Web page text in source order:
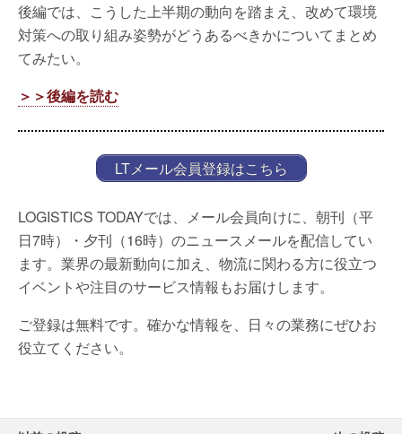
後編では、こうした上半期の動向を踏まえ、改めて環境
対策への取り組み姿勢がどうあるべきかについてまとめ
てみたい。
＞＞後編を読む
LTメール会員登録はこちら
LOGISTICS TODAYでは、メール会員向けに、朝刊（平
日7時）・夕刊（16時）のニュースメールを配信してい
ます。業界の最新動向に加え、物流に関わる方に役立つ
イベントや注目のサービス情報もお届けします。
ご登録は無料です。確かな情報を、日々の業務にぜひお
役立てください。